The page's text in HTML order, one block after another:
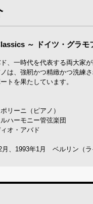
～ ドイツ・グラモ
、一時代を代表する両大家
は、強靭かつ精緻かつ洗練
トを果たしています。
リーニ（ピアノ）
ハーモニー管弦楽団
オ・アバド
月、1993年1月 ベルリン（ラ